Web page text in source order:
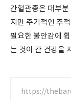
간혈관종은 대부분
지만 주기적인 추
필요한 불안감에
는 것이 간 건강을
https://